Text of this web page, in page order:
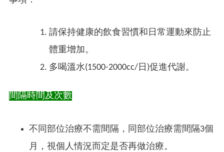
請保持健康的飲食習慣和日常運動來防止
體重增加。
多喝溫水(1500-2000cc/日)促進代謝。
間隔時間及次數
不同部位治療不需間隔，同部位治療需間隔3個
月，視個人情況而定是否再做治療。